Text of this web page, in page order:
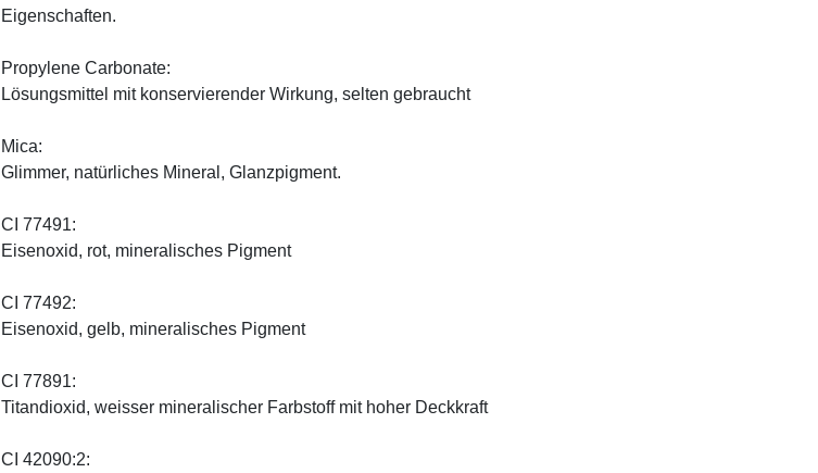
Eigenschaften.
Propylene Carbonate:
Lösungsmittel mit konservierender Wirkung, selten gebraucht
Mica:
Glimmer, natürliches Mineral, Glanzpigment.
CI 77491:
Eisenoxid, rot, mineralisches Pigment
CI 77492:
Eisenoxid, gelb, mineralisches Pigment
CI 77891:
Titandioxid, weisser mineralischer Farbstoff mit hoher Deckkraft
CI 42090:2: